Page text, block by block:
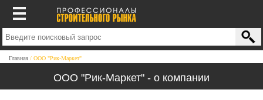
Главная ООО "Рик-Маркет"
ООО "Рик-Маркет" - о компании